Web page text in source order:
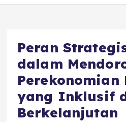
Peran
dalam
Perekonomian
yang Inklusif
Berkelanjutan